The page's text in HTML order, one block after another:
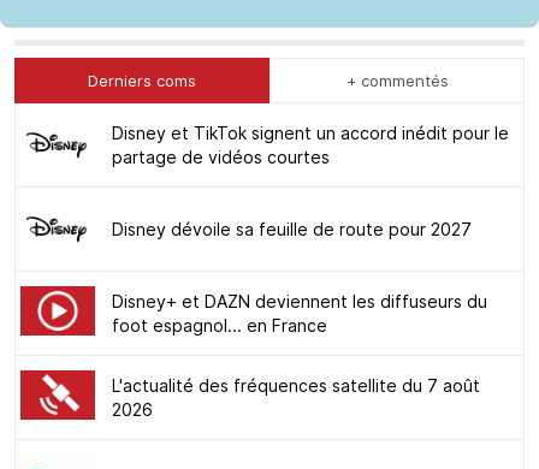
Derniers coms + commentés
Disney et TikTok signent un accord inédit pour le
partage de vidéos courtes
Disney dévoile sa feuille de route pour 2027
Disney+ et DAZN deviennent les diffuseurs du
foot espagnol... en France
L'actualité des fréquences satellite du 7 août
2026